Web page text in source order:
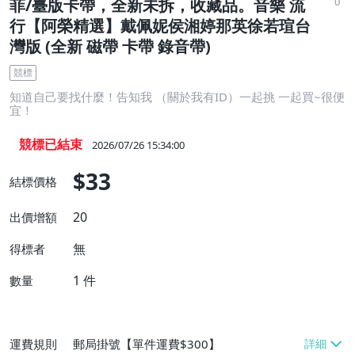
菲/臺版卡帶，全新未拆，收藏品。音樂 流
行【阿榮精選】戴佩妮侯湘婷那英徐若瑄台
灣版 (全新 磁帶 卡帶 錄音帶)
競標
知道自己要找什麼！告知我 （關於我有ID）一起挑 一起買~很便
宜！
競標已結束 2026/07/26 15:34:00
結標價格 $33
出價增額 20
得標者 無
數量 1 件
運費規則
郵局掛號【單件運費$300】